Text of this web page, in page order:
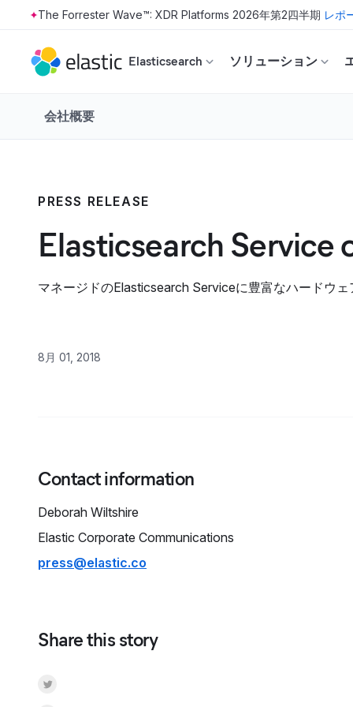
Skip to main content
The Forrester Wave™: XDR Platforms 2026年第2四半期 レポ
Elasticsearch ソリューション
会社概要
PRESS RELEASE
Elasticsearch
マネージドのElasticsearch Serviceに豊富なハードウ
8月 01, 2018
Contact information
Deborah Wiltshire
Elastic Corporate Communications
press@elastic.co
Share this story
Share on Twitter